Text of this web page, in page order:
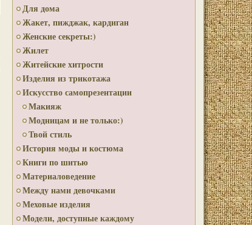
Для дома
Жакет, пижджак, кардиган
Женские секреты:)
Жилет
Житейские хитрости
Изделия из трикотажа
Искусство самопрезентации
Макияж
Модницам и не только:)
Твой стиль
История моды и костюма
Книги по шитью
Материаловедение
Между нами девочками
Меховые изделия
Модели, доступные каждому